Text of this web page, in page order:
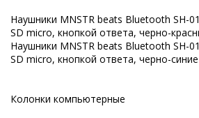
Наушники MNSTR beats Bluetooth SH-
SD micro, кнопкой ответа, черно-
Наушники MNSTR beats Bluetooth SH-
SD micro, кнопкой ответа, черно-
Колонки компьютерные